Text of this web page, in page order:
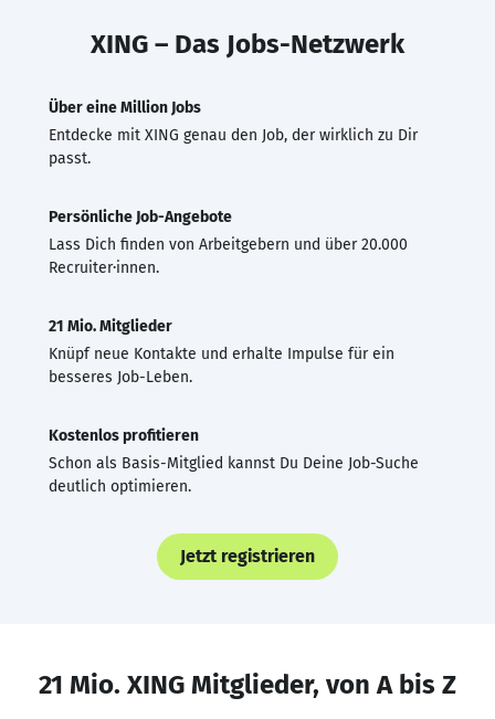
XING – Das Jobs-Netzwerk
Über eine Million Jobs
Entdecke mit XING genau den Job, der wirklich zu Dir
passt.
Persönliche Job-Angebote
Lass Dich finden von Arbeitgebern und über 20.000
Recruiter·innen.
21 Mio. Mitglieder
Knüpf neue Kontakte und erhalte Impulse für ein
besseres Job-Leben.
Kostenlos profitieren
Schon als Basis-Mitglied kannst Du Deine Job-Suche
deutlich optimieren.
Jetzt registrieren
21 Mio. XING Mitglieder, von A bis Z